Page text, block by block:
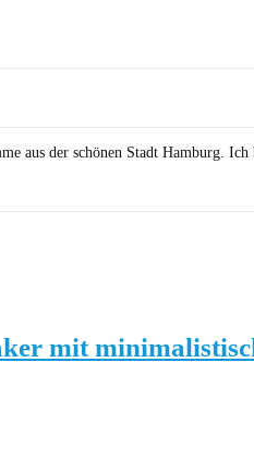
aus der schönen Stadt Hamburg.
mit